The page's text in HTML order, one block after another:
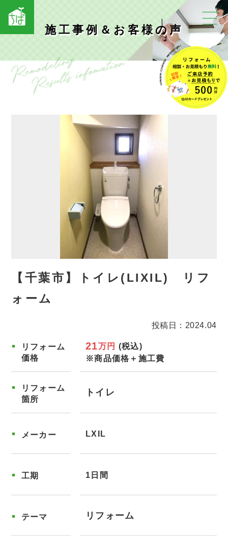
施工事例＆お客様の声
【千葉市】トイレ(LIXIL) リフ
ォーム
投稿日：2024.04
リフォーム
価格
21万円 (税込)
※商品価格＋施工費
リフォーム
箇所
トイレ
メーカー LXIL
工期 1日間
テーマ リフォーム